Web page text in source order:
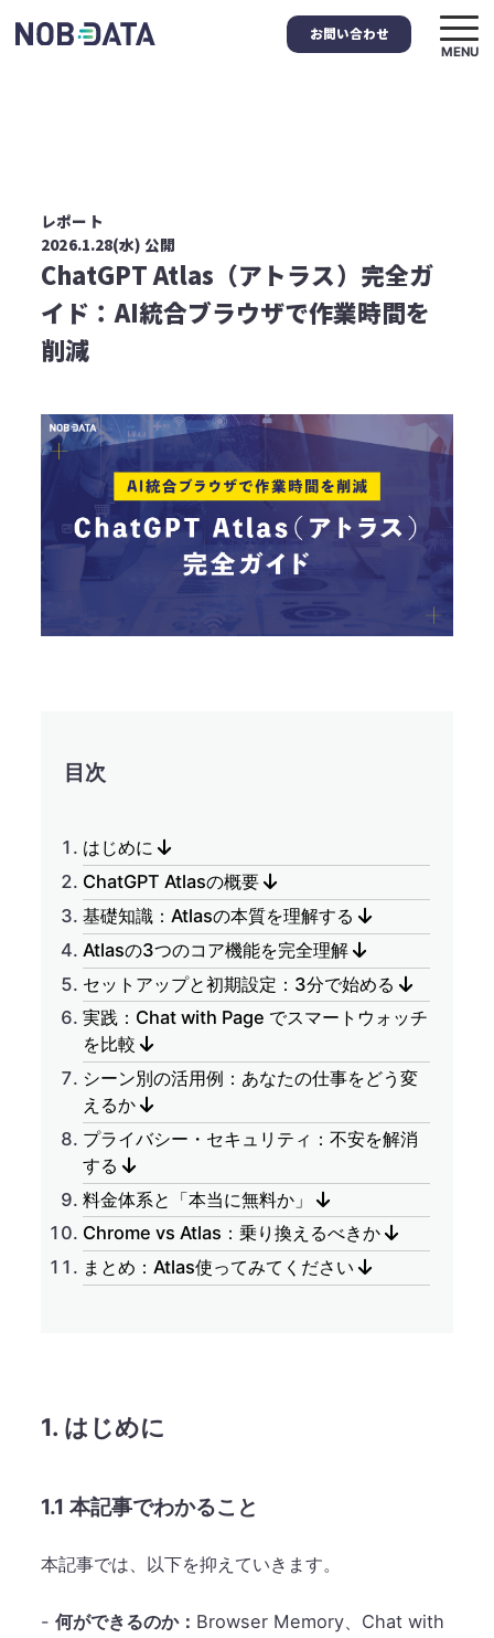
お問い合わせ
MENU
レポート
2026.1.28(水) 公開
ChatGPT Atlas（アトラス）完全ガ
イド：AI統合ブラウザで作業時間を
削減
目次
はじめに
ChatGPT Atlasの概要
基礎知識：Atlasの本質を理解する
Atlasの3つのコア機能を完全理解
セットアップと初期設定：3分で始める
実践：Chat with Page でスマートウォッチ
を比較
シーン別の活用例：あなたの仕事をどう変
えるか
プライバシー・セキュリティ：不安を解消
する
料金体系と「本当に無料か」
Chrome vs Atlas：乗り換えるべきか
まとめ：Atlas使ってみてください
1. はじめに
1.1 本記事でわかること
本記事では、以下を抑えていきます。
-何ができるのか： Browser Memory、Chat with